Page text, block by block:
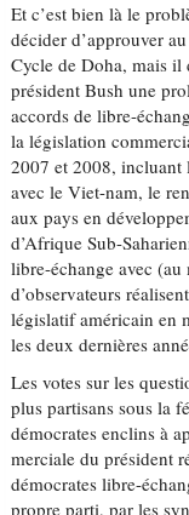
Et c’est bien là le
décider d’approuver
Cycle de Doha, mais il
président Bush une
accords de libre-
la législation
2007 et 2008, incluant
avec le Viet-nam, le
aux pays en
d’Afrique Sub-
libre-échange avec
d’observateurs
législatif américain en
les deux dernières
Les votes sur les
plus partisans sous la
démocrates enclins à
merciale du président
démocrates libre-
propre parti, par les